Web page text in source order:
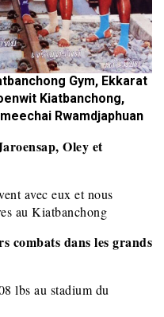
Gym, Ekkarat
Kiatbanchong,
Rwamdjaphuan
Oley et
avec eux et nous
au Kiatbanchong
combats dans les grands
lbs au stadium du